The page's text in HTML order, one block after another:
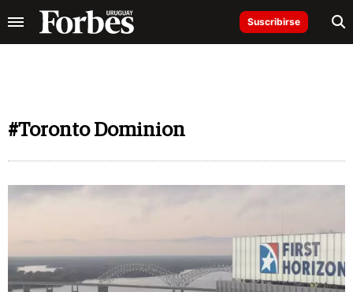
Suscribirse
#Toronto Dominion